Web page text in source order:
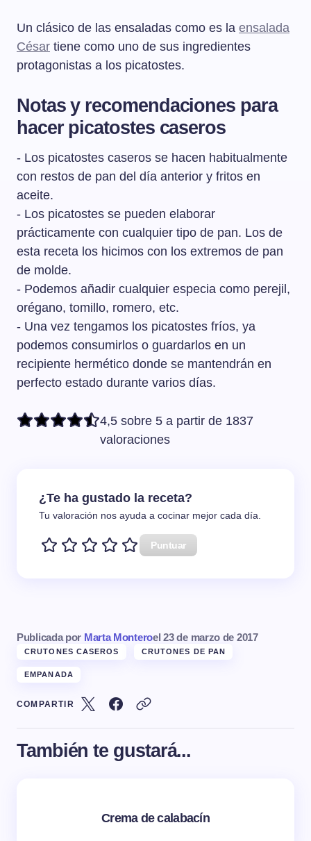
Un clásico de las ensaladas como es la ensalada
César tiene como uno de sus ingredientes
protagonistas a los picatostes.
Notas y recomendaciones para
hacer picatostes caseros
- Los picatostes caseros se hacen habitualmente
con restos de pan del día anterior y fritos en
aceite.
- Los picatostes se pueden elaborar
prácticamente con cualquier tipo de pan. Los de
esta receta los hicimos con los extremos de pan
de molde.
- Podemos añadir cualquier especia como perejil,
orégano, tomillo, romero, etc.
- Una vez tengamos los picatostes fríos, ya
podemos consumirlos o guardarlos en un
recipiente hermético donde se mantendrán en
perfecto estado durante varios días.
4,5 sobre 5 a partir de 1837
valoraciones
¿Te ha gustado la receta?
Tu valoración nos ayuda a cocinar mejor cada día.
Puntuar
Publicada por Marta Monteroel 23 de marzo de 2017
CRUTONES CASEROS CRUTONES DE PAN
EMPANADA
COMPARTIR
También te gustará...
Crema de calabacín